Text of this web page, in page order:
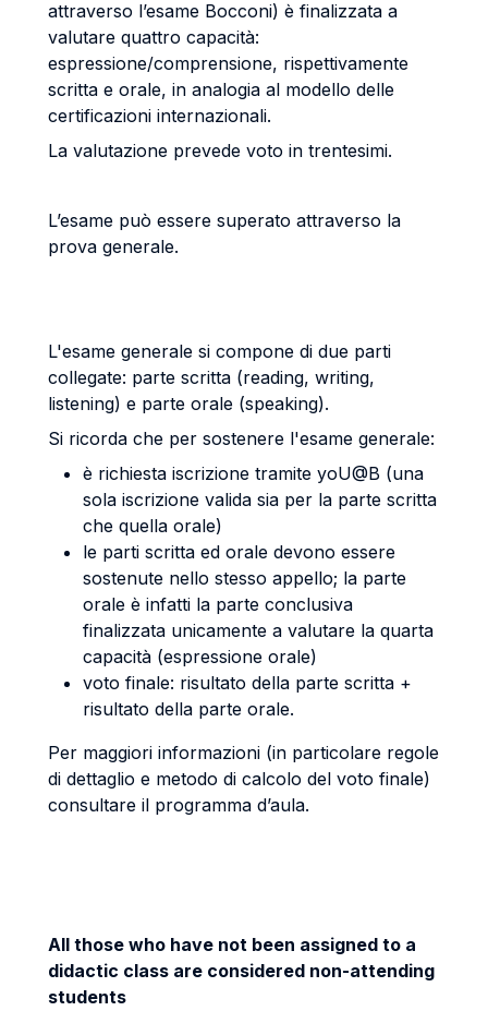
attraverso l’esame Bocconi) è finalizzata a
valutare quattro capacità:
espressione/comprensione, rispettivamente
scritta e orale, in analogia al modello delle
certificazioni internazionali.
La valutazione prevede voto in trentesimi.
L’esame può essere superato attraverso la
prova generale.
L'esame generale si compone di due parti
collegate: parte scritta (reading, writing,
listening) e parte orale (speaking).
Si ricorda che per sostenere l'esame generale:
è richiesta iscrizione tramite yoU@B (una
sola iscrizione valida sia per la parte scritta
che quella orale)
le parti scritta ed orale devono essere
sostenute nello stesso appello; la parte
orale è infatti la parte conclusiva
finalizzata unicamente a valutare la quarta
capacità (espressione orale)
voto finale: risultato della parte scritta +
risultato della parte orale.
Per maggiori informazioni (in particolare regole
di dettaglio e metodo di calcolo del voto finale)
consultare il programma d’aula.
All those who have not been assigned to a
didactic class are considered non-attending
students